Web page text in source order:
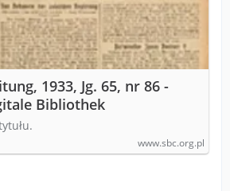
1933, Jg. 65, nr 86 -
Bibliothek
www.sbc.org.pl